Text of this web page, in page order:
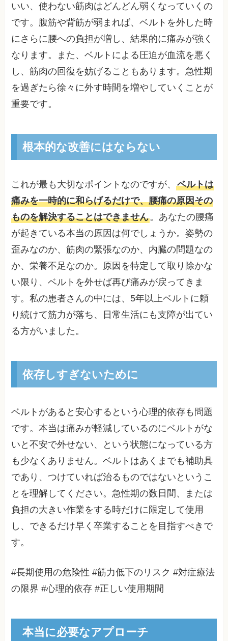
いい、使わない筋肉はどんどん弱くなっていくの
です。腹筋や背筋が弱まれば、ベルトを外した時
にさらに腰への負担が増し、結果的に痛みが強く
なります。また、ベルトによる圧迫が血流を悪く
し、筋肉の回復を妨げることもあります。急性期
を過ぎたら徐々に外す時間を増やしていくことが
重要です。
根本的な改善にはならない
これが最も大切なポイントなのですが、ベルトは
痛みを一時的に和らげるだけで、腰痛の原因その
ものを解決することはできません。あなたの腰痛
が起きている本当の原因は何でしょうか。姿勢の
歪みなのか、筋肉の緊張なのか、内臓の問題なの
か、栄養不足なのか。原因を特定して取り除かな
い限り、ベルトを外せば再び痛みが戻ってきま
す。私の患者さんの中には、5年以上ベルトに頼
り続けて筋力が落ち、日常生活にも支障が出てい
る方がいました。
依存しすぎないために
ベルトがあると安心するという心理的依存も問題
です。本当は痛みが軽減しているのにベルトがな
いと不安で外せない、という状態になっている方
も少なくありません。ベルトはあくまでも補助具
であり、つけていれば治るものではないというこ
とを理解してください。急性期の数日間、または
負担の大きい作業をする時だけに限定して使用
し、できるだけ早く卒業することを目指すべきで
す。
#長期使用の危険性 #筋力低下のリスク #対症療法
の限界 #心理的依存 #正しい使用期間
本当に必要なアプローチ